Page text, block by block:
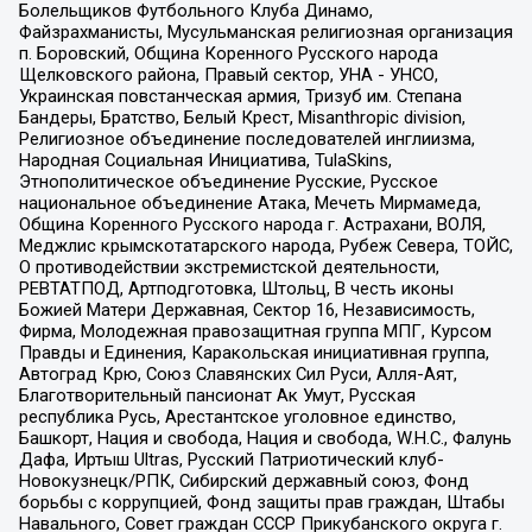
Болельщиков Футбольного Клуба Динамо,
Файзрахманисты, Мусульманская религиозная организация
п. Боровский, Община Коренного Русского народа
Щелковского района, Правый сектор, УНА - УНСО,
Украинская повстанческая армия, Тризуб им. Степана
Бандеры, Братство, Белый Крест, Misanthropic division,
Религиозное объединение последователей инглиизма,
Народная Социальная Инициатива, TulaSkins,
Этнополитическое объединение Русские, Русское
национальное объединение Атака, Мечеть Мирмамеда,
Община Коренного Русского народа г. Астрахани, ВОЛЯ,
Меджлис крымскотатарского народа, Рубеж Севера, ТОЙС,
О противодействии экстремистской деятельности,
РЕВТАТПОД, Артподготовка, Штольц, В честь иконы
Божией Матери Державная, Сектор 16, Независимость,
Фирма, Молодежная правозащитная группа МПГ, Курсом
Правды и Единения, Каракольская инициативная группа,
Автоград Крю, Союз Славянских Сил Руси, Алля-Аят,
Благотворительный пансионат Ак Умут, Русская
республика Русь, Арестантское уголовное единство,
Башкорт, Нация и свобода, Нация и свобода, W.H.С., Фалунь
Дафа, Иртыш Ultras, Русский Патриотический клуб-
Новокузнецк/РПК, Сибирский державный союз, Фонд
борьбы с коррупцией, Фонд защиты прав граждан, Штабы
Навального, Совет граждан СССР Прикубанского округа г.